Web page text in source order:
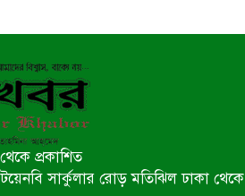
প্রকাশিত
টয়েনবি সার্কুলার রোড় মতিঝিল ঢাকা থেকে